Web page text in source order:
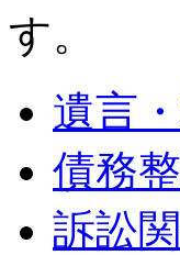
す。
遺言
債務
訴訟